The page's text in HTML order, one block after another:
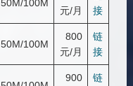
50M/100M
元/月
接
50M/100M
800
元/月
链
接
900
链